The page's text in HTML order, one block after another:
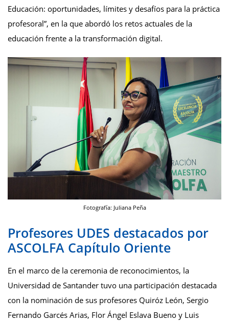
Educación: oportunidades, límites y desafíos para la práctica
profesoral”, en la que abordó los retos actuales de la
educación frente a la transformación digital.
Fotografía: Juliana Peña
Profesores UDES destacados por
ASCOLFA Capítulo Oriente
En el marco de la ceremonia de reconocimientos, la
Universidad de Santander tuvo una participación destacada
con la nominación de sus profesores Quiróz León, Sergio
Fernando Garcés Arias, Flor Ángel Eslava Bueno y Luis